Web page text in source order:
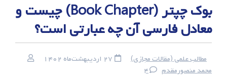
بوک چپتر (Book Chapter) چیست و
معادل فارسی آن چه عبارتی است؟
مطالب علمی (مقالات مجازی)
۲۷ اردیبهشت‌ماه ۱۴۰۲
محمد منصورمقدم
۴